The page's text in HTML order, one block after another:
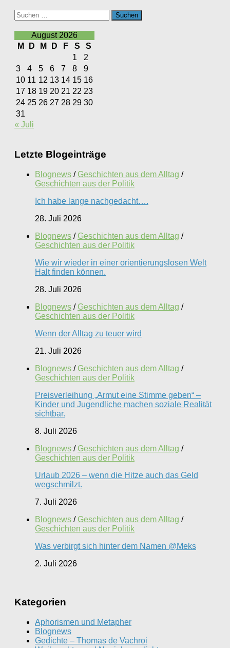
Suchen
nach:
August 2026
M
D M D F S
S
1
2
3
4 5 6 7 8
9
10 11 12 13 14 15 16
17 18 19 20 21 22 23
24 25 26 27 28 29 30
31
« Juli
Letzte Blogeinträge
Blognews / Geschichten aus dem Alltag /
Geschichten aus der Politik
Ich habe lange nachgedacht….
28. Juli 2026
Blognews / Geschichten aus dem Alltag /
Geschichten aus der Politik
Wie wir wieder in einer orientierungslosen Welt
Halt finden können.
28. Juli 2026
Blognews / Geschichten aus dem Alltag /
Geschichten aus der Politik
Wenn der Alltag zu teuer wird
21. Juli 2026
Blognews / Geschichten aus dem Alltag /
Geschichten aus der Politik
Preisverleihung „Armut eine Stimme geben“ –
Kinder und Jugendliche machen soziale Realität
sichtbar.
8. Juli 2026
Blognews / Geschichten aus dem Alltag /
Geschichten aus der Politik
Urlaub 2026 – wenn die Hitze auch das Geld
wegschmilzt.
7. Juli 2026
Blognews / Geschichten aus dem Alltag /
Geschichten aus der Politik
Was verbirgt sich hinter dem Namen @Meks
2. Juli 2026
Kategorien
Aphorismen und Metapher
Blognews
Gedichte – Thomas de Vachroi